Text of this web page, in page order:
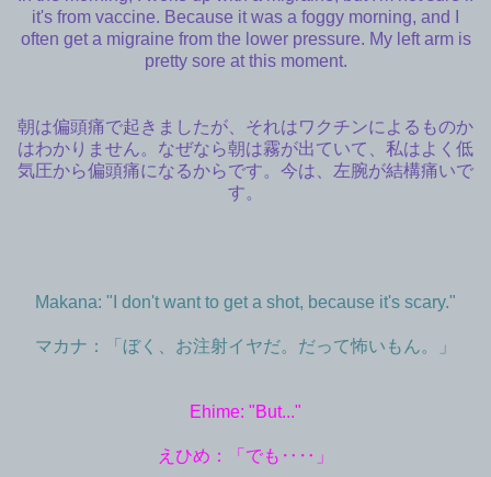
it's from vaccine. Because it was a foggy morning, and I
often get a migraine from the lower pressure. My left arm is
pretty sore at this moment.
朝は偏頭痛で起きましたが、それはワクチンによるものか
はわかりません。なぜなら朝は霧が出ていて、私はよく低
気圧から偏頭痛になるからです。今は、左腕が結構痛いで
す。
Makana: "I don't want to get a shot, because it's scary."
マカナ：「ぼく、お注射イヤだ。だって怖いもん。」
Ehime: "But..."
えひめ：「でも‥‥」